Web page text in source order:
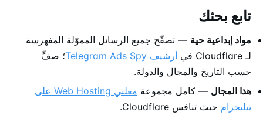
تابع بحثك
مواد إبداعية حية — تصفّح جميع الرسائل المموّلة المفهرسة
لـ Cloudflare في
أرشيف Telegram Ads Spy
؛ صفِّ
حسب التاريخ والمجال والدولة.
هذا المجال — كامل مجموعة
معلني Web Hosting على
تيليجرام حيث تنافس Cloudflare.